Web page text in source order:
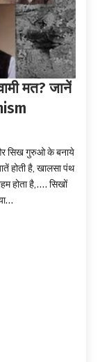
मत? जानें
सिख गुरुओ के बनाये
होती है, खालसा पंथ
होता है,…. सिखों